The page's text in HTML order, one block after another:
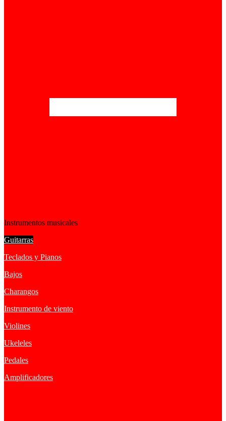
Instrumentos musicales
Guitarras
Teclados y Pianos
Bajos
Charangos
Instrumento de viento
Violines
Ukeleles
Pedales
Amplificadores